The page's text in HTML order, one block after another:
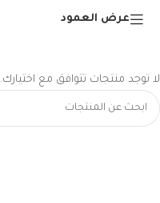
عرض العمود
لا توجد منتجات تتوافق مع اختيارك.